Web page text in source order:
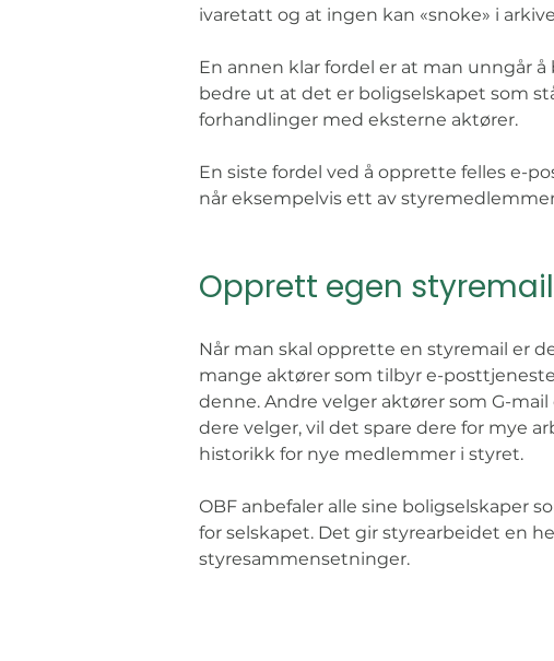
ivaretatt og at ingen kan «snoke» i
En annen klar fordel er at man unngår
bedre ut at det er boligselskapet som
forhandlinger med eksterne aktører.
En siste fordel ved å opprette felles e-
når eksempelvis ett av
Opprett egen styremail
Når man skal opprette en styremail er
mange aktører som tilbyr e-
denne. Andre velger aktører som G-
dere velger, vil det spare dere for mye
historikk for nye medlemmer i styret.
OBF anbefaler alle sine boligselskaper
for selskapet. Det gir styrearbeidet en
styresammensetninger.